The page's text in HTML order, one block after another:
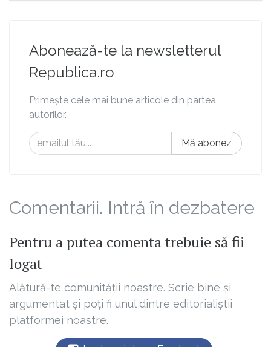
Abonează-te la newsletterul
Republica.ro
Primește cele mai bune articole din partea
autorilor.
Mă abonez
Comentarii. Intră în dezbatere
Pentru a putea comenta trebuie să fii
logat
Alătură-te comunității noastre. Scrie bine și
argumentat și poți fi unul dintre editorialiștii
platformei noastre.